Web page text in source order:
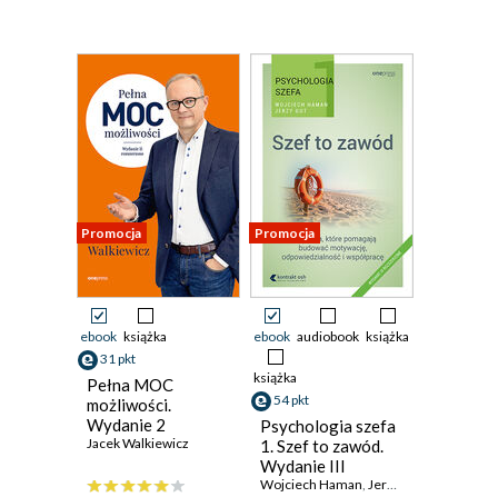
Promocja
ebook książka
31 pkt
Pełna MOC
możliwości.
Wydanie 2
rozszerzone
Jacek Walkiewicz
Promocja
ebook audiobook książka
książka
54 pkt
Psychologia szefa
1. Szef to zawód.
Wydanie III
rozszerzone
Wojciech Haman, Jerzy Gut